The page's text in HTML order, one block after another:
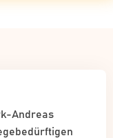
Andreas